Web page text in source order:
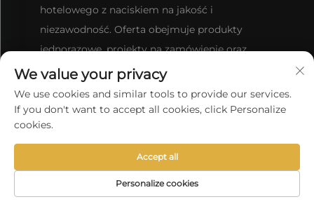
hotelowego z naciskiem na jakość i
niezawodność. Oferta obejmuje produkty
jednorazowe, projekty na zamówienie oraz
szybkie dostawy dla klientów na całym świecie.
Zwiedź naszą ofertę już dziś.
Pokój 105-106, Budynek B5, Nr 6999 ulica Chuansha,
STRONA
We value your privacy
We use cookies and similar tools to provide our services.
If you don't want to accept all cookies, click Personalize
cookies.
Personalize cookies
Accept all